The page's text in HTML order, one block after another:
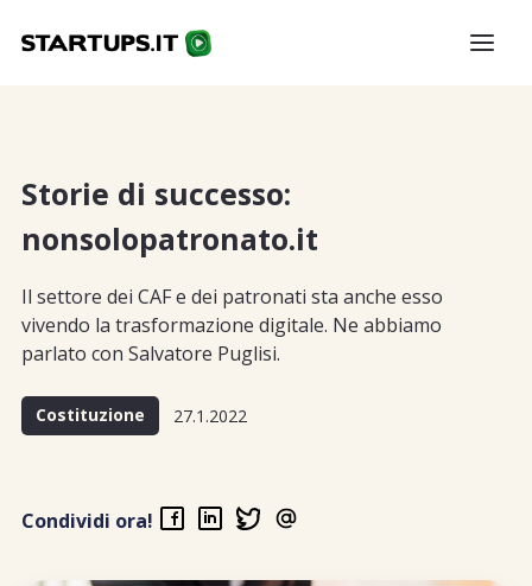
Storie di successo:
nonsolopatronato.it
Il settore dei CAF e dei patronati sta anche esso
vivendo la trasformazione digitale. Ne abbiamo
parlato con Salvatore Puglisi.
Costituzione 27.1.2022
Condividi ora!